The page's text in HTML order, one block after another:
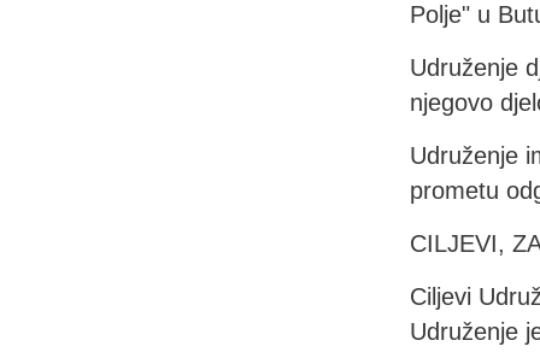
Polje" u
Udruženje
njegovo
Udruženje
prometu
CILJEVI,
Ciljevi
Udruženje